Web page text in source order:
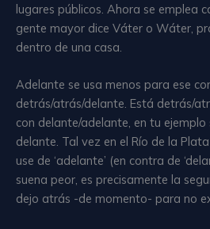
lugares públicos. Ahora se emplea
gente mayor dice Váter o Wáter,
dentro de una casa.
Adelante se usa menos para ese
detrás/atrás/delante. Está detrás/
con delante/adelante, en tu
delante. Tal vez en el Río de la
use de ‘adelante’ (en contra de
suena peor, es precisamente la
dejo atrás -de momento- para no